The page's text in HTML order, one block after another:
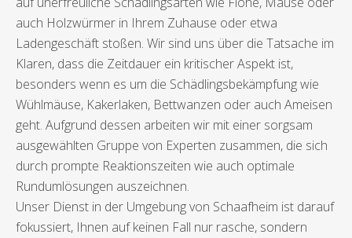
auch Holzwürmer in Ihrem Zuhause oder etwa
Ladengeschäft stoßen. Wir sind uns über die Tatsache im
Klaren, dass die Zeitdauer ein kritischer Aspekt ist,
besonders wenn es um die Schädlingsbekämpfung wie
Wühlmäuse, Kakerlaken, Bettwanzen oder auch Ameisen
geht. Aufgrund dessen arbeiten wir mit einer sorgsam
ausgewählten Gruppe von Experten zusammen, die sich
durch prompte Reaktionszeiten wie auch optimale
Rundumlösungen auszeichnen.
Unser Dienst in der Umgebung von Schaafheim ist darauf
fokussiert, Ihnen auf keinen Fall nur rasche, sondern